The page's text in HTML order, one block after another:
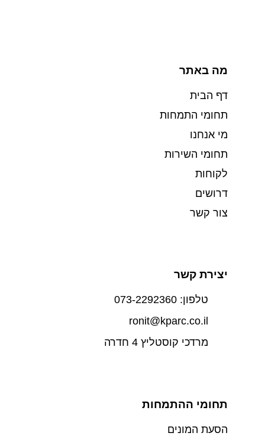
מה באתר
דף הבית
תחומי התמחות
מי אנחנו
תחומי השירות
לקוחות
דרושים
צור קשר
יצירת קשר
טלפון: 073-2292360
ronit@kparc.co.il
מרדכי קוסטליץ 4 חדרה
תחומי ההתמחות
הסעת המונים